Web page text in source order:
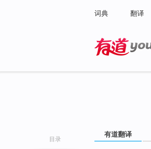
词典 翻译
目录
有道翻译